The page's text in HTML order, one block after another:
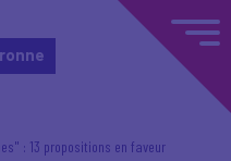
: 13 propositions en faveur